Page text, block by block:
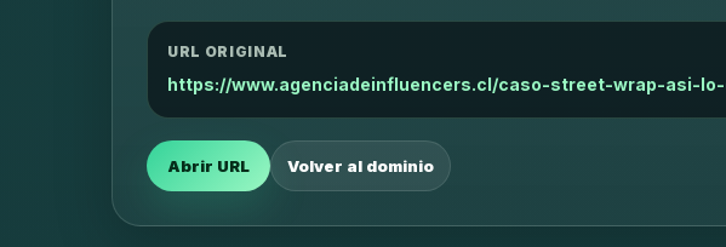
URL ORIGINAL
https://www.agenciadeinfluencers.cl/caso-street-wrap-asi-
Abrir URL Volver al dominio